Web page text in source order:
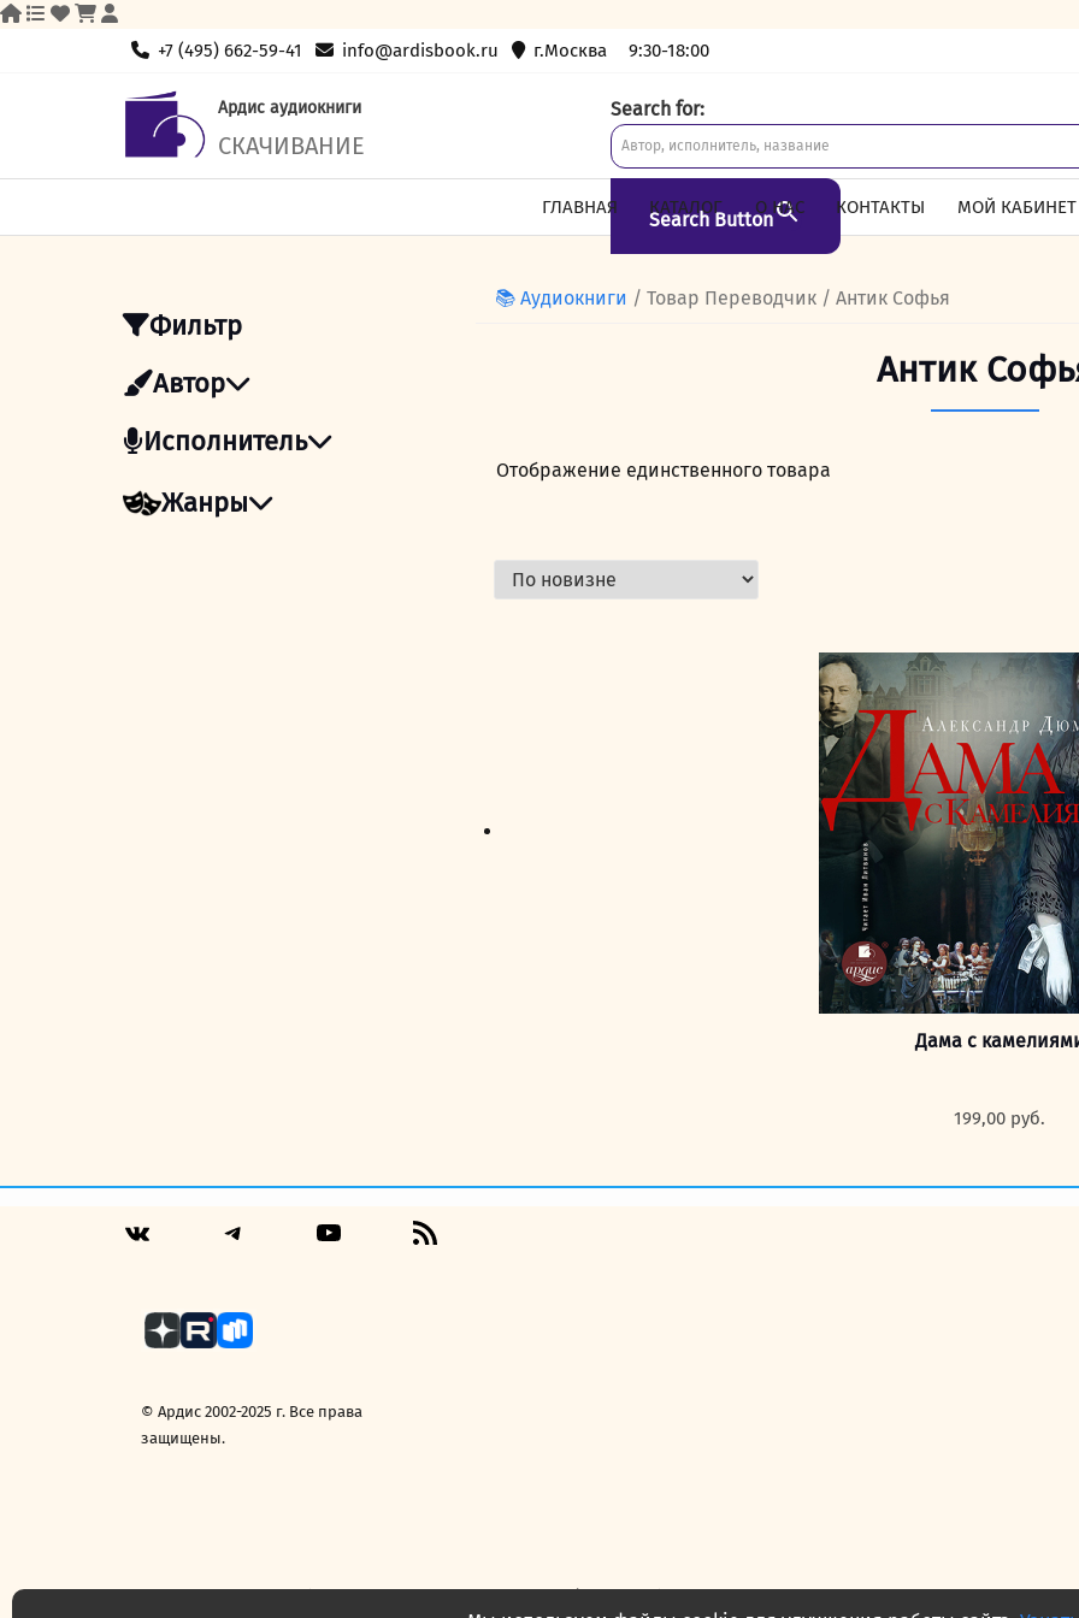
+7 (495) 662-59-41 info@ardisbook.ru г.Москва 9:30-18:00
Ардис аудиокниги
СКАЧИВАНИЕ
Search for:
Search Button
ГЛАВНАЯ КАТАЛОГ О НАС КОНТАКТЫ МОЙ КАБИНЕТ
Фильтр
Автор
Исполнитель
Жанры
📚 Аудиокниги / Товар Переводчик / Антик Софья
Антик
Отображение единственного товара
Дама с
199,00 руб.
Telegram
© Ардис 2002-2025 г. Все права
защищены.